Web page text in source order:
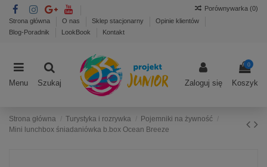
Strona główna O nas Sklep stacjonarny
Opinie klientów
Blog-Poradnik
LookBook Kontakt
Porównywarka (0)
Menu Szukaj Zaloguj się
0
Koszyk
Strona główna Turystyka i rozrywka
Pojemniki na żywność
Mini lunchbox śniadaniówka b.box Ocean Breeze